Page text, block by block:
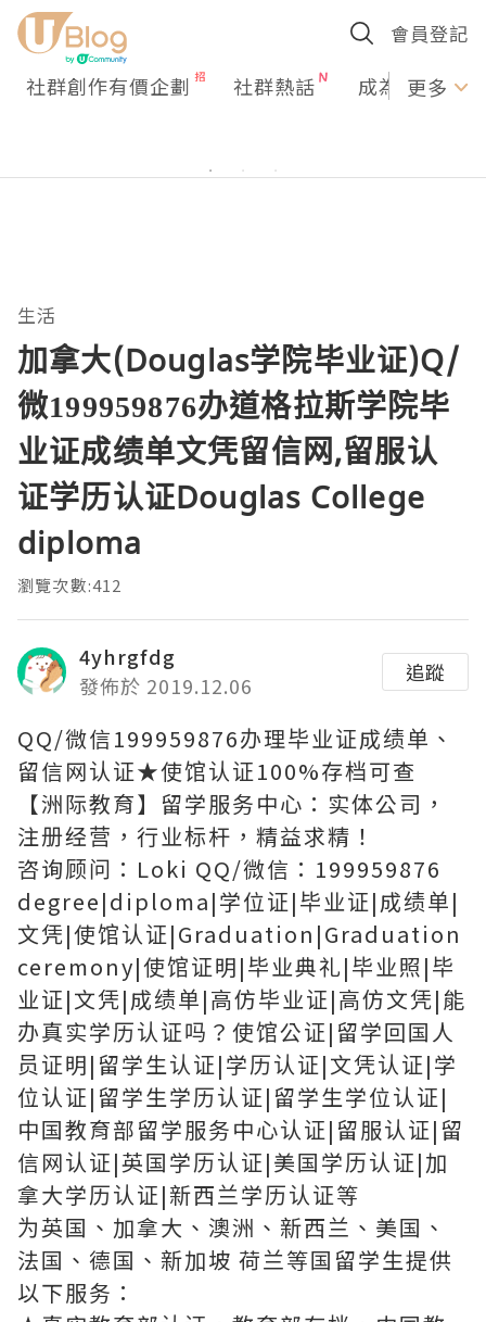
會員登記
社群創作有價企劃 社群熱話 成為U更多
生活
加拿大(Douglas学院毕业证)Q/
微199959876办道格拉斯学院毕
业证成绩单文凭留信网,留服认
证学历认证Douglas College
diploma
瀏覽次數:412
4yhrgfdg
發佈於 2019.12.06
追蹤
QQ/微信199959876办理毕业证成绩单、
留信网认证★使馆认证100%存档可查
【洲际教育】留学服务中心：实体公司，
注册经营，行业标杆，精益求精！
咨询顾问：Loki QQ/微信：199959876
degree|diploma|学位证|毕业证|成绩单|
文凭|使馆认证|Graduation|Graduation
ceremony|使馆证明|毕业典礼|毕业照|毕
业证|文凭|成绩单|高仿毕业证|高仿文凭|能
办真实学历认证吗？使馆公证|留学回国人
员证明|留学生认证|学历认证|文凭认证|学
位认证|留学生学历认证|留学生学位认证|
中国教育部留学服务中心认证|留服认证|留
信网认证|英国学历认证|美国学历认证|加
拿大学历认证|新西兰学历认证等
为英国、加拿大、澳洲、新西兰、美国、
法国、德国、新加坡 荷兰等国留学生提供
以下服务：